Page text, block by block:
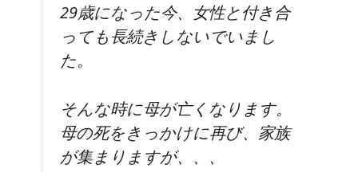
29歳になった今、女性と付き合
っても長続きしないでいまし
た。
そんな時に母が亡くなります。
母の死をきっかけに再び、家族
が集まりますが、、、